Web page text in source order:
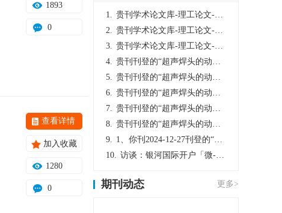
1893
0
查看详情
加入收藏
1280
0
1. 贵刊学术论文库-理工论文-第16页刊登的“超声焊头的动力学分析与优化设计”，作者lizhiwei，时间2024-12-27，该论文由我本人在机电工程技术2024年第10期公开发表，lizhiwei并非本人，请将文章删除，消除影响，谢谢！
2. 贵刊学术论文库-理工论文-第16页刊登的“超声焊头的动力学分析与优化设计”，作者lizhiwei，时间2024-12-27，该论文由我本人在机电工程技术2024年第10期公开发表，lizhiwei并非本人，请将文章删除，消除影响，谢谢！
3. 贵刊学术论文库-理工论文-第16页刊登的“超声焊头的动力学分析与优化设计”，作者lizhiwei，时间2024-12-27，该论文由我本人在机电工程技术2024年第10期公开发表，lizhiwei并非本人，请将文章删除，消除影响，谢谢！
4. 贵刊刊登的“超声焊头的动力学分析与优化设计”，作者lizhiwei，时间2024-12-27，该论文由我本人在机电工程技术2024年第10期公开发表，lizhiwei并非本人，请将文章删除，消除影响，谢谢！
5. 贵刊刊登的“超声焊头的动力学分析与优化设计”，作者lizhiwei，时间2024-12-27，该论文由我本人在机电工程技术2024年第10期公开发表，lizhiwei并非本人，请将文章删除，消除影响，谢谢！
6. 贵刊刊登的“超声焊头的动力学分析与优化设计”，作者lizhiwei，时间2024-12-27，该论文由我本人在机电工程技术2024年第10期公开发表，lizhiwei并非本人，请将文章删除，消除影响，谢谢！
7. 贵刊刊登的“超声焊头的动力学分析与优化设计”，作者lizhiwei，时间2024-12-27，该论文由我本人在机电工程技术2024年第10期公开发表，lizhiwei并非本人，请将文章删除，消除影响，谢谢！
8. 贵刊刊登的“超声焊头的动力学分析与优化设计”，作者lizhiwei，时间2024-12-27，该论文由我本人在机电工程技术2024年第10期公开发表，lizhiwei并非本人，请将文章删除，消除影响，谢谢！
9. 1、你刊2024-12-27刊登的“超声焊头的动力学分析与优化设计论文”，是由我本人在“机电工程技术”，在2024年第10期公开发表的，而本刊转载“lizhiwei”非本人操作，请尽快将其删除，消除不良影响。
10. 访谈：银河国际开户「微-97905670-信」上分客服开户电话在线注册现场经理。机械文明荒野生存游戏《荒野起源》超新星测试将于12月18日上午10点正式开启!本次测试资格已陆续发放!各位拓荒者们准备好了么。
期刊动态 更多>